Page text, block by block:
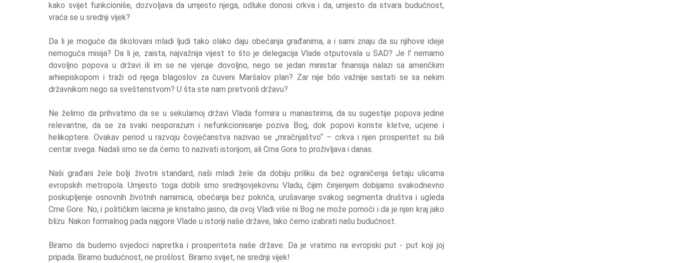
kako svijet funkcioniše, dozvoljava da umjesto njega, odluke donosi crkva i da, umjesto da stvara budućnost,
vraća se u srednji vijek?
Da li je moguće da školovani mladi ljudi tako olako daju obećanja građanima, a i sami znaju da su njihove ideje
nemoguća misija? Da li je, zaista, najvažnija vijest to što je delegacija Vlade otputovala u SAD? Je l' nemamo
dovoljno popova u državi ili im se ne vjeruje dovoljno, nego se jedan ministar finansija nalazi sa američkim
arhiepiskopom i traži od njega blagoslov za čuveni Maršalov plan? Zar nije bilo važnije sastati se sa nekim
državnikom nego sa sveštenstvom? U šta ste nam pretvorili državu?
Ne želimo da prihvatimo da se u sekularnoj državi Vlada formira u manastirima, da su sugestije popova jedine
relevantne, da se za svaki nesporazum i nefunkcionisanje poziva Bog, dok popovi koriste kletve, ucjene i
helikoptere. Ovakav period u razvoju čovječanstva nazivao se „mračnjaštvo“ – crkva i njen prosperitet su bili
centar svega. Nadali smo se da ćemo to nazivati istorijom, ali Crna Gora to proživljava i danas.
Naši građani žele bolji životni standard, naši mladi žele da dobiju priliku da bez ograničenja šetaju ulicama
evropskih metropola. Umjesto toga dobili smo srednjovjekovnu Vladu, čijim činjenjem dobijamo svakodnevno
poskupljenje osnovnih životnih namirnica, obećanja bez pokrića, urušavanje svakog segmenta društva i ugleda
Crne Gore. No, i političkim laicima je kristalno jasno, da ovoj Vladi više ni Bog ne može pomoći i da je njen kraj jako
blizu. Nakon formalnog pada najgore Vlade u istoriji naše države, lako ćemo izabrati našu budućnost.
Biramo da budemo svjedoci napretka i prosperiteta naše države. Da je vratimo na evropski put - put koji joj
pripada. Biramo budućnost, ne prošlost. Biramo svijet, ne srednji vijek!